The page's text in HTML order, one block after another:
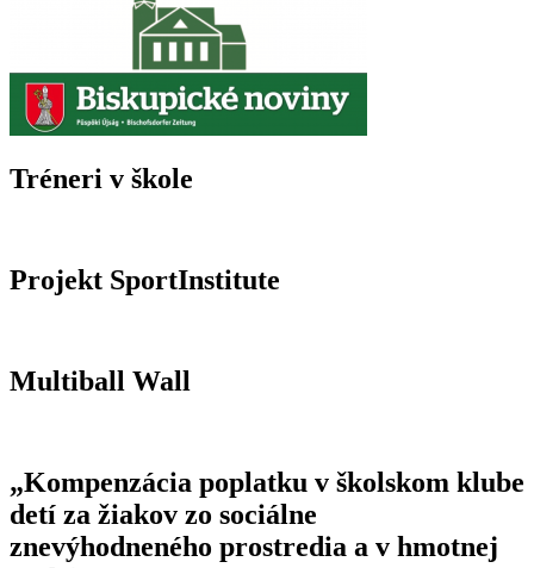
Tréneri v škole
Projekt SportInstitute
Multiball Wall
„Kompenzácia poplatku v školskom klube
detí za žiakov zo sociálne
znevýhodneného prostredia a v hmotnej